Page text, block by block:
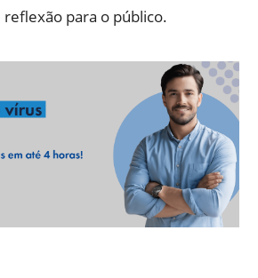
para o público.